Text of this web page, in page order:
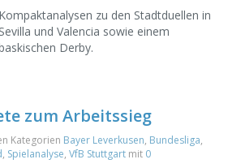
Kompaktanalysen zu den Stadtduellen in
Sevilla und Valencia sowie einem
Derby.
zum Arbeitssieg
Kategorien Bayer Leverkusen, Bundesliga,
, Spielanalyse, VfB Stuttgart mit 0